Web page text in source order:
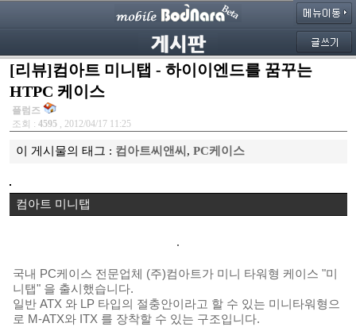
[리뷰]컴아트 미니탭 - 하이이엔드를 꿈꾸는
HTPC 케이스
플럼즈
조회 : 4595 , 2012/04/17 11:25
이 게시물의 태그 : 컴아트씨앤씨 , PC케이스
컴아트 미니탭
국내 PC케이스 전문업체 (주)컴아트가미니 타워형 케이스 "미
니탭" 을 출시했습니다.
일반 ATX 와 LP 타입의 절충안이라고 할 수 있는 미니타워형으
로 M-ATX와 ITX 를 장착할 수 있는 구조입니다.